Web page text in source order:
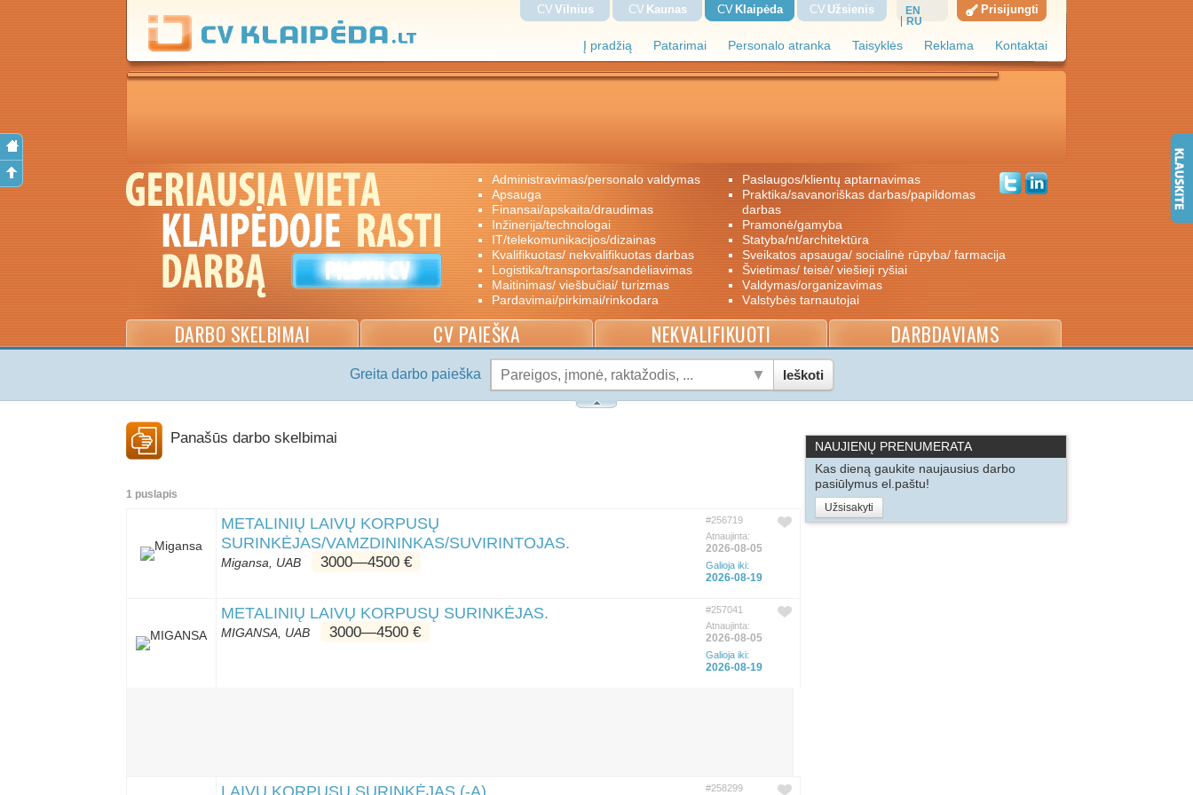
Į pradžią Patarimai Personalo atranka Taisyklės Reklama Kontaktai
CV Vilnius CV Kaunas CV Klaipėda CV Užsienis
EN
RU
Prisijungti
administravimas/personalo valdymas
apsauga
finansai/apskaita/draudimas
inžinerija/technologai
IT/telekomunikacijos/dizainas
kvalifikuotas/ nekvalifikuotas darbas
logistika/transportas/sandėliavimas
maitinimas/ viešbučiai/ turizmas
pardavimai/pirkimai/rinkodara
paslaugos/klientų aptarnavimas
praktika/savanoriškas darbas/papildomas
darbas
pramonė/gamyba
statyba/nt/architektūra
sveikatos apsauga/ socialinė rūpyba/ farmacija
švietimas/ teisė/ viešieji ryšiai
valdymas/organizavimas
valstybės tarnautojai
DARBO SKELBIMAI CV PAIEŠKA NEKVALIFIKUOTI DARBDAVIAMS
Greita darbo paieška Ieškoti
Panašūs darbo skelbimai
1 puslapis
METALINIŲ LAIVŲ KORPUSŲ
SURINKĖJAS/VAMZDININKAS/SUVIRINTOJAS.
Migansa, UAB 3000―4500 €
#256719
Atnaujinta:
2026-08-05
Galioja iki:
2026-08-19
METALINIŲ LAIVŲ KORPUSŲ SURINKĖJAS.
MIGANSA, UAB 3000―4500 €
#257041
Atnaujinta:
2026-08-05
Galioja iki:
2026-08-19
LAIVŲ KORPUSŲ SURINKĖJAS (-A) #258299
NAUJIENŲ PRENUMERATA
Kas dieną gaukite naujausius darbo
pasiūlymus el.paštu!
Užsisakyti